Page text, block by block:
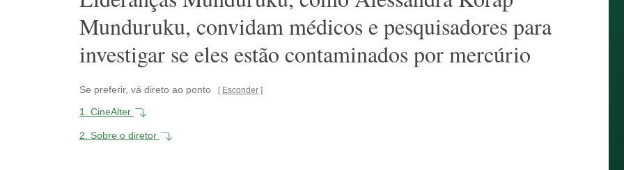
Munduruku, convidam médicos e pesquisadores para
investigar se eles estão contaminados por mercúrio
Se preferir, vá direto ao ponto Esconder
1. CineAlter
2. Sobre o diretor